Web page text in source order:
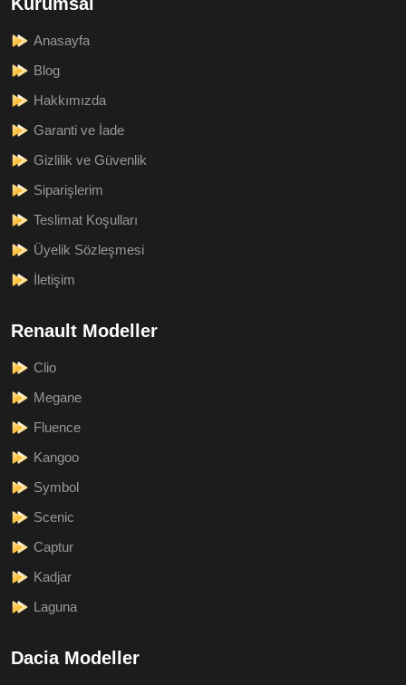
Anasayfa
Blog
Hakkımızda
Garanti ve İade
Gizlilik ve Güvenlik
Siparişlerim
Teslimat Koşulları
Üyelik Sözleşmesi
İletişim
Renault Modeller
Clio
Megane
Fluence
Kangoo
Symbol
Scenic
Captur
Kadjar
Laguna
Dacia Modeller